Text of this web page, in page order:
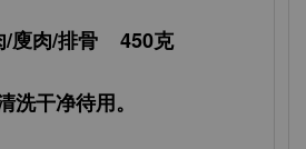
/廋肉/排骨 450克
洗干净待用。